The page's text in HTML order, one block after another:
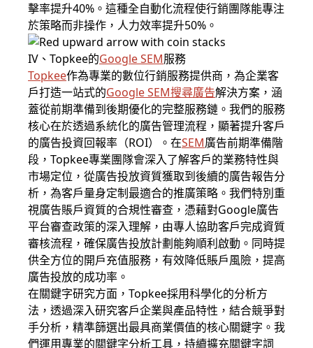
擊率提升40%。這種全自動化流程使行銷團隊能專注
於策略而非操作，人力效率提升50%。
IV、Topkee的Google SEM服務
Topkee作為專業的數位行銷服務提供商，為企業客
戶打造一站式的Google SEM搜尋廣告解決方案，涵
蓋從前期準備到後期優化的完整服務鏈。我們的服務
核心在於透過系統化的廣告管理流程，顯著提升客戶
的廣告投資回報率（ROI）。在SEM廣告前期準備階
段，Topkee專業團隊會深入了解客戶的業務特性與
市場定位，從廣告投放資質獲取到後續的廣告報告分
析，為客戶量身定制最適合的推廣策略。我們特別重
視廣告賬戶資質的合規性審查，憑藉對Google廣告
平台審查政策的深入理解，由專人協助客戶完成資質
審核流程，確保廣告投放計劃能夠順利啟動。同時提
供全方位的開戶充值服務，有效降低賬戶風險，提高
廣告投放的成功率。
在關鍵字研究方面，Topkee採用科學化的分析方
法，透過深入研究客戶企業與產品特性，結合競爭對
手分析，精準篩選出最具商業價值的核心關鍵字。我
們運用專業的關鍵字分析工具，持續擴充關鍵字詞